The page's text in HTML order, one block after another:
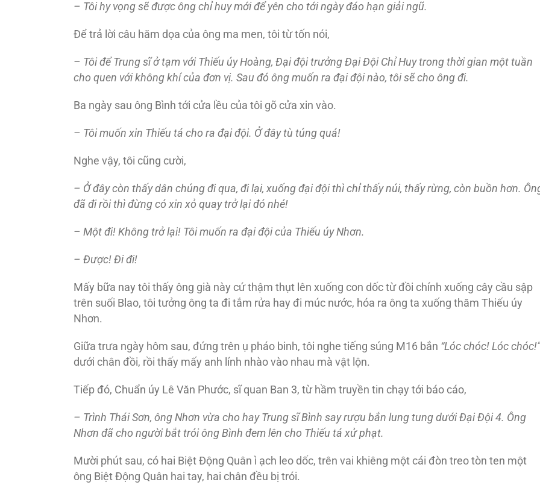
– Tôi hy vọng sẽ được ông chỉ huy mới để yên cho tới ngàyđáo hạn giải ngũ.
Ðể trả lời câu hăm dọa của ông ma men, tôi từ tốn nói,
– Tôi để Trung sĩ ở tạm với Thiếu úy Hoàng, Ðại đội trưởng Ðại Ðội Chỉ Huy trong thời gian một tuần
cho quen với không khí của đơn vị. Sau đó ông muốn ra đại đội nào, tôi sẽ cho ông đi.
Ba ngày sau ông Bình tới cửa lều của tôi gõ cửa xin vào.
– Tôi muốn xin Thiếu tá cho ra đại đội. Ởđây tù túng quá!
Nghe vậy, tôi cũng cười,
– Ởđây còn thấy dân chúng đi qua, đi lại, xuống đại đội thì chỉ thấy núi, thấy rừng, còn buồn hơn.
đã đi rồi thì đừng có xin xỏ quay trở lại đó nhé!
– Một đi! Không trở lại! Tôi muốn ra đại đội của Thiếu úy Nhơn.
– Ðược! Ði đi!
Mấy bữa nay tôi thấy ông già này cứ thậm thụt lên xuống con dốc từ đồi chính xuống cây cầu sập
trên suối Blao, tôi tưởng ông ta đi tắm rửa hay đi múc nước, hóa ra ông ta xuống thăm Thiếu úy
Nhơn.
Giữa trưa ngày hôm sau, đứng trên ụ pháo binh, tôi nghe tiếng súng M16 bắn “Lóc chóc! Lóc chóc!”
dưới chân đồi, rồi thấy mấy anh lính nhào vào nhau mà vật lộn.
Tiếp đó, Chuẩn úy Lê Văn Phước, sĩ quan Ban 3, từ hầm truyền tin chạy tới báo cáo,
– Trình Thái Sơn, ông Nhơn vừa cho hay Trung sĩ Bình say rượu bắn lung tung dưới Ðại Ðội 4. Ông
Nhơn đã cho người bắt trói ông Bình đem lên cho Thiếu tá xử phạt.
Mười phút sau, có hai Biệt Ðộng Quân ì ạch leo dốc, trên vai khiêng một cái đòn treo tòn ten một
ông Biệt Ðộng Quân hai tay, hai chân đều bị trói.